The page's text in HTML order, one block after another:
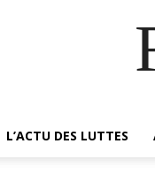
L’ACTU DES LUTTES